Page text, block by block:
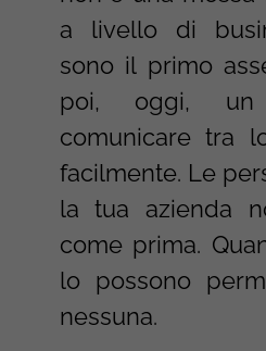
a livello di
sono il primo
poi, oggi,
comunicare tra
facilmente. Le
la tua azienda
come prima.
lo possono
nessuna.